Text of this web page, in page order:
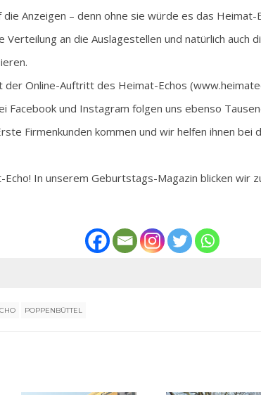
Anzeigen – denn ohne sie würde es das Heimat-
Verteilung an die Auslagestellen und natürlich auch
Online-Auftritt des Heimat-Echos
Facebook und Instagram folgen uns ebenso
Firmenkunden kommen und wir helfen ihnen bei
Echo! In unserem Geburtstags-Magazin blicken wir
POPPENBÜTTEL